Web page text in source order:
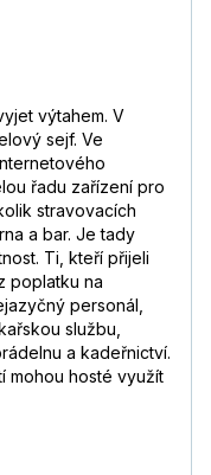
výtahem. V
sejf. Ve
řadu zařízení pro
stravovacích
a bar. Je tady
Ti, kteří přijeli
poplatku na
personál,
službu,
a kadeřnictví.
mohou hosté využít